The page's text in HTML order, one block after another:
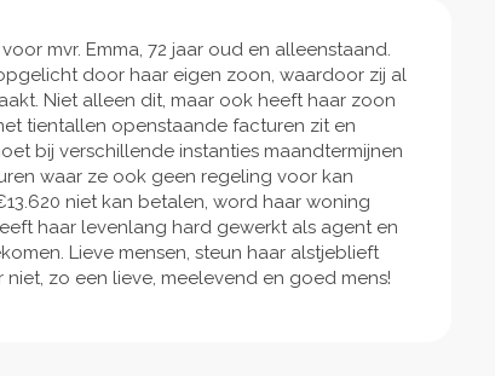
mvr. Emma, 72 jaar oud en alleenstaand.
door haar eigen zoon, waardoor zij al
Niet alleen dit, maar ook heeft haar zoon
tientallen openstaande facturen zit en
bij verschillende instanties maandtermijnen
waar ze ook geen regeling voor kan
niet kan betalen, word haar woning
haar levenlang hard gewerkt als agent en
Lieve mensen, steun haar alstjeblieft
zo een lieve, meelevend en goed mens!